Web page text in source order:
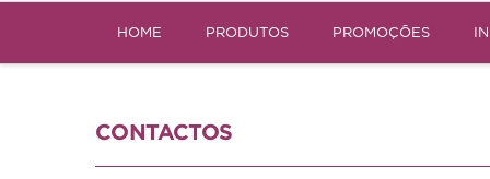
HOME PRODUTOS PROMOÇÕES
CONTACTOS